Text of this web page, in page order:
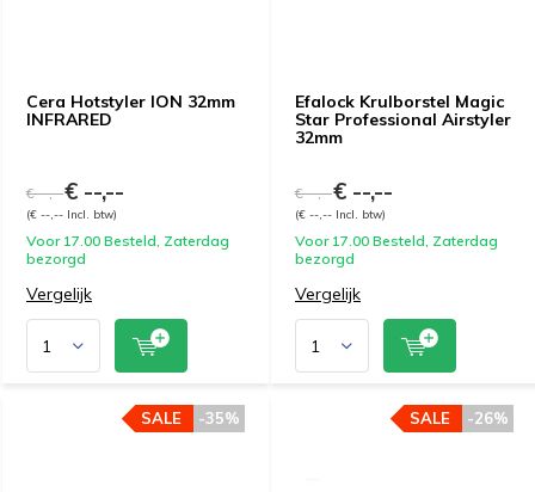
Cera Hotstyler ION 32mm
INFRARED
€ --,--€ --,--
(€ --,-- Incl. btw)
Voor 17.00 Besteld, Zaterdag
bezorgd
Vergelijk
Efalock Krulborstel Magic
Star Professional Airstyler
32mm
€ --,--€ --,--
(€ --,-- Incl. btw)
Voor 17.00 Besteld, Zaterdag
bezorgd
Vergelijk
-35%
SALE -26%
SALE